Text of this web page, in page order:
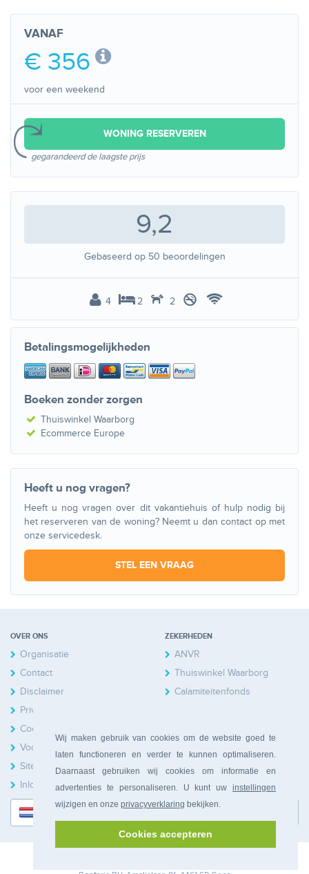
Wij maken gebruik van cookies om de website goed te
laten functioneren en verder te kunnen optimaliseren.
Daarnaast gebruiken wij cookies om informatie en
advertenties te personaliseren. U kunt uw instellingen
wijzigen en onze privacyverklaring bekijken.
Cookies accepteren
VANAF
€ 356
voor een weekend
WONING RESERVEREN
gegarandeerd de laagste prijs
9,2
Gebaseerd op 50 beoordelingen
4 2 2
Betalingsmogelijkheden
Boeken zonder zorgen
Thuiswinkel Waarborg
Ecommerce Europe
Heeft u nog vragen?
Heeft u nog vragen over dit vakantiehuis of hulp nodig bij
het reserveren van de woning? Neemt u dan contact op met
onze servicedesk.
STEL EEN VRAAG
OVER ONS
Organisatie
Contact
Disclaimer
Privacy
Cookies
Voorwaarden
Sitemap
Inloggen Huiseigenaren
ZEKERHEDEN
ANVR
Thuiswinkel Waarborg
Calamiteitenfonds
Nederlands